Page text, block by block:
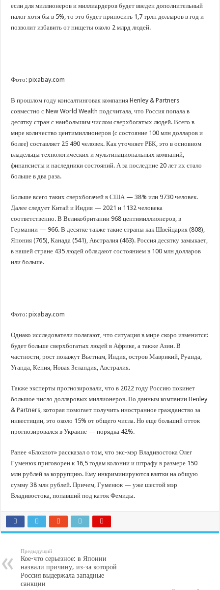
если для миллионеров и миллиардеров будет введен дополнительный
налог хотя бы в 5%, то это будет приносить 1,7 трлн долларов в год и
позволит избавить от нищеты около 2 млрд людей.
Фото: pixabay.com
В прошлом году консалтинговая компания Henley & Partners
совместно с New World Wealth подсчитала, что Россия попала в
десятку стран с наибольшим числом сверхбогатых людей. Всего в
мире количество центимиллионеров (с состояние 100 млн долларов и
более) составляет 25 490 человек. Как уточняет РБК, это в основном
владельцы технологических и мультинациональных компаний,
финансисты и наследники состояний. А за последние 20 лет их стало
больше в два раза.
Больше всего таких сверхбогачей в США — 38% или 9730 человек.
Далее следует Китай и Индия — 2021 и 1132 человека
соответственно. В Великобритании 968 центимиллионеров, в
Германии — 966. В десятке также такие страны как Швейцария (808),
Япония (765), Канада (541), Австралия (463). Россия десятку замыкает,
в нашей стране 435 людей обладают состоянием в 100 млн долларов
или больше.
Фото: pixabay.com
Однако исследователи полагают, что ситуация в мире скоро изменится:
будет больше сверхбогатых людей в Африке, а также Азии. В
частности, рост покажут Вьетнам, Индия, остров Маврикий, Руанда,
Уганда, Кения, Новая Зеландия, Австралия.
Также эксперты прогнозировали, что в 2022 году Россию покинет
большое число долларовых миллионеров. По данным компании Henley
& Partners, которая помогает получить иностранное гражданство за
инвестиции, это около 15% от общего числа. Но еще больший отток
прогнозировался в Украине — порядка 42%.
Ранее «Блокнот» рассказал о том, что экс-мэр Владивостока Олег
Гуменюк приговорен к 16,5 годам колонии и штрафу в размере 150
млн рублей за коррупцию. Ему инкриминируются взятки на общую
сумму 38 млн рублей. Причем, Гуменюк — уже шестой мэр
Владивостока, попавший под каток Фемиды.
Предыдущий
Кое-что серьезное: в Японии
назвали причину, из-за которой
Россия выдержала западные
санкции